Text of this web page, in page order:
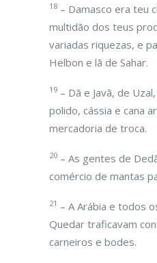
18 – Damasco era teu
multidão dos teus
variadas riquezas, e
Helbon e lã de Sahar.
19 – Dã e Javã, de
polido, cássia e cana
mercadoria de troca.
20 – As gentes de
comércio de mantas
21 – A Arábia e todos
Quedar traficavam
carneiros e bodes.